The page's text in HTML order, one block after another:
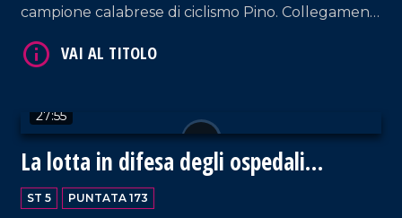
campione calabrese di ciclismo Pino. Collegamenti
27:55
La lotta in difesa degli ospedali
calabresi
ST 5 PUNTATA 173
VAI AL TITOLO